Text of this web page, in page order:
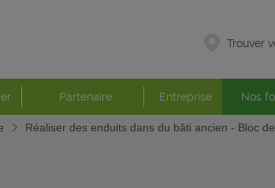
Trouver
Partenaire Entreprise Nos
Réaliser des enduits dans du bâti ancien - Bloc